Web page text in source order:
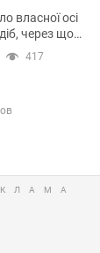
власної осі
через що
ніколи не
417